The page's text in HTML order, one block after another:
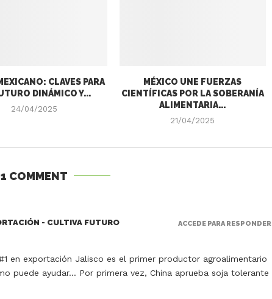
CLAVES PARA
DINÁMICO Y...
24/04/2025
MÉXICO UNE FUERZAS
CIENTÍFICAS POR LA SOBERANÍA
ALIMENTARIA...
21/04/2025
1 COMMENT
- CULTIVA FUTURO
en exportación Jalisco es el primer productor agroalimentario
puede ayudar… Por primera vez, China aprueba soja tolerante
ACCEDE PARA RESPONDER